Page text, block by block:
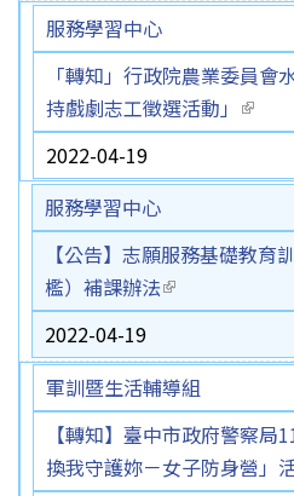
服務學習中心
「轉知」行政院農業委員會
持戲劇志工徵選活動」 (link
2022-04-19
服務學習中心
【公告】志願服務基礎教育
檻）補課辦法(link is external)
2022-04-19
軍訓暨生活輔導組
【轉知】臺中市政府警察局
換我守護妳－女子防身營」